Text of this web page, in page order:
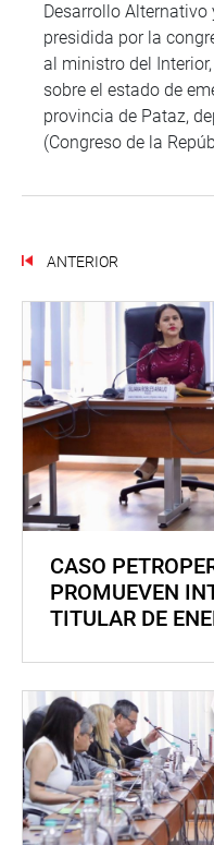
Desarrollo
presidida por la
al ministro del
sobre el estado de
provincia de Pataz,
(Congreso de la
ANTERIOR
CASO
PROMUEVEN
TITULAR DE